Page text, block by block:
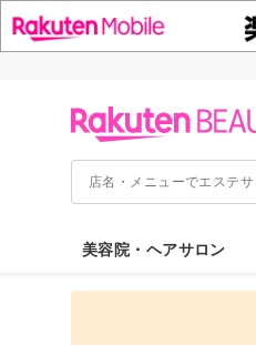
美容院・ヘアサロン